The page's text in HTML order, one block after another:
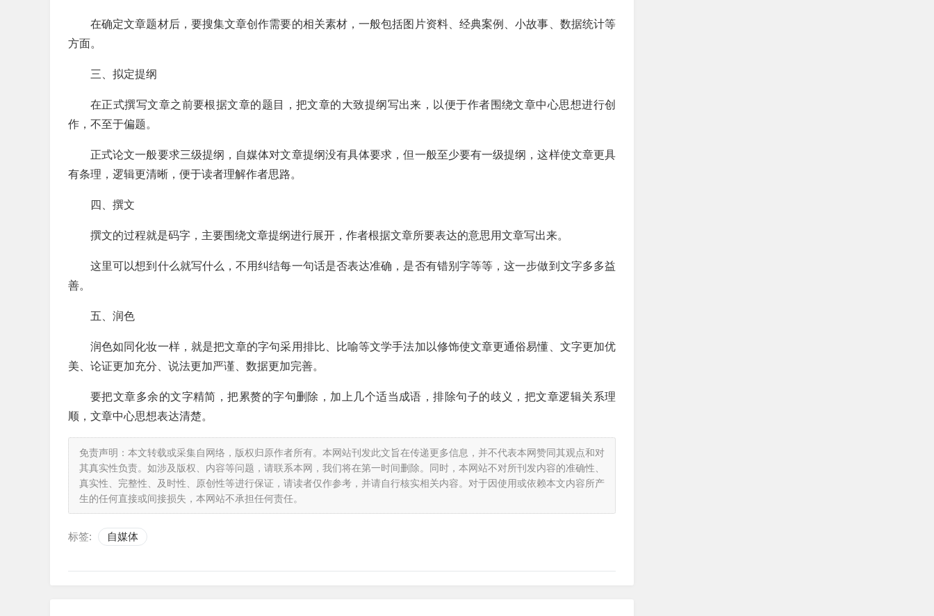
在确定文章题材后，要搜集文章创作需要的相关素材，一般包括图片资料、经典案例、小故事、数据统计等
方面。
三、拟定提纲
在正式撰写文章之前要根据文章的题目，把文章的大致提纲写出来，以便于作者围绕文章中心思想进行创
作，不至于偏题。
正式论文一般要求三级提纲，自媒体对文章提纲没有具体要求，但一般至少要有一级提纲，这样使文章更具
有条理，逻辑更清晰，便于读者理解作者思路。
四、撰文
撰文的过程就是码字，主要围绕文章提纲进行展开，作者根据文章所要表达的意思用文章写出来。
这里可以想到什么就写什么，不用纠结每一句话是否表达准确，是否有错别字等等，这一步做到文字多多益
善。
五、润色
润色如同化妆一样，就是把文章的字句采用排比、比喻等文学手法加以修饰使文章更通俗易懂、文字更加优
美、论证更加充分、说法更加严谨、数据更加完善。
要把文章多余的文字精简，把累赘的字句删除，加上几个适当成语，排除句子的歧义，把文章逻辑关系理
顺，文章中心思想表达清楚。
免责声明：本文转载或采集自网络，版权归原作者所有。本网站刊发此文旨在传递更多信息，并不代表本网赞同其观点和对
其真实性负责。如涉及版权、内容等问题，请联系本网，我们将在第一时间删除。同时，本网站不对所刊发内容的准确性、
真实性、完整性、及时性、原创性等进行保证，请读者仅作参考，并请自行核实相关内容。对于因使用或依赖本文内容所产
生的任何直接或间接损失，本网站不承担任何责任。
标签: 自媒体